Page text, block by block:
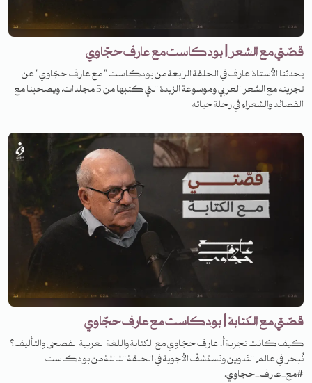
قصّتي مع الشعر | بودكاست مع عارف حجّاوي
يحدثنا الأستاذ عارف في الحلقة الرابعة من بودكاست " مع عارف حجّاوي" عن
تجربته مع الشعر العربي وموسوعة الزبدة التي كتبها من 5 مجلدات، ويصحبنا مع
القصائد والشعراء في رحلة حياته
قصّتي مع الكتابة | بودكاست مع عارف حجّاوي
كيف كانت تجربة أ. عارف حجّاوي مع الكتابة واللغة العربية الفصحى والتأليف؟
نُبحر في عالم التّدوين ونستشفّ الأجوبة في الحلقة الثالثة من بودكاست
#مع_عارف_حجاوي.